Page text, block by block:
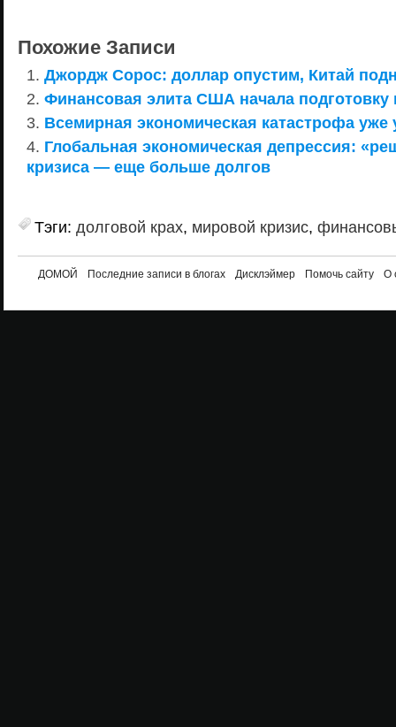
Похожие Записи
Джордж Сорос: доллар опустим, Китай
Финансовая элита США начала подготовку
Всемирная экономическая катастрофа уже
Глобальная экономическая депрессия:
кризиса — еще больше долгов
Тэги: долговой крах, мировой кризис,
ДОМОЙ Последние записи в блогах Дисклэймер Помочь сайту О